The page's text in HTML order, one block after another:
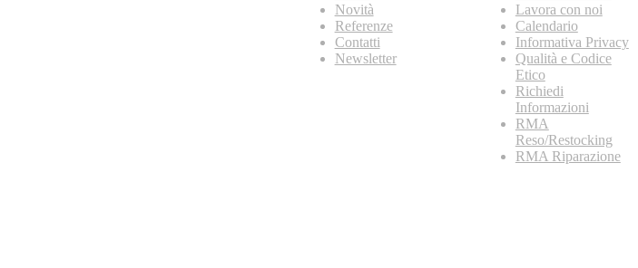
Novità
Referenze
Contatti
Newsletter
Lavora con noi
Calendario
Informativa Privacy
Qualità e Codice
Etico
Richiedi
Informazioni
RMA
Reso/Restocking
RMA Riparazione